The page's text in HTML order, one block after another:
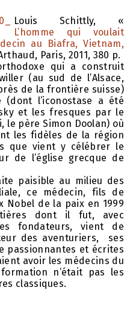
Louis Schittly, «
L’homme qui voulait
au Biafra, Vietnam,
Paris, 2011, 380 p.
qui a construit
(au sud de l’Alsace,
de la frontière suisse)
l’iconostase a été
et les fresques par le
le père Simon Doolan) où
les fidèles de la région
que vient y célébrer le
de l’église grecque de
paisible au milieu des
ce médecin, fils de
Nobel de la paix en 1999
dont il fut, avec
fondateurs, vient de
des aventuriers, ses
passionnantes et écrites
avoir les médecins du
n’était pas les
classiques.